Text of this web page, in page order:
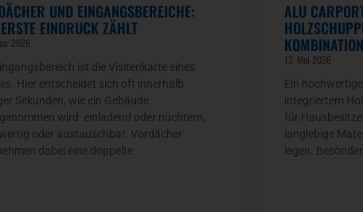
UND EINGANGSBEREICHE:
EINDRUCK ZÄHLT
2026
ist die Visitenkarte eines
Hier entscheidet sich oft innerhalb
Sekunden, wie ein Gebäude
wird: einladend oder nüchtern,
oder austauschbar. Vordächer
dabei eine doppelte
ALU
13. Mai 2026
Ein
integriertem
für
langlebige
legen.